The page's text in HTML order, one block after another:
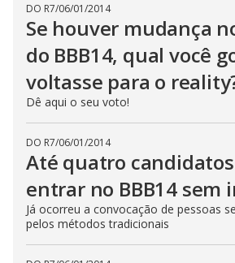
DO R7/06/01/2014
Se houver mudança
do BBB14, qual você
voltasse para o
Dê aqui o seu voto!
DO R7/06/01/2014
Até quatro
entrar no BBB14 sem
Já ocorreu a convocação de pessoas
pelos métodos tradicionais